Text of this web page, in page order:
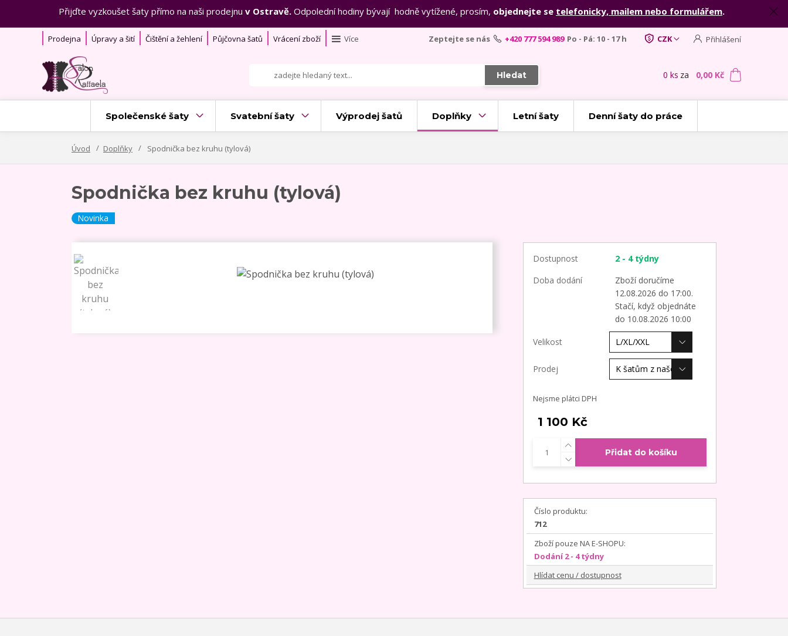
Přijďte vyzkoušet šaty přímo na naši prodejnu v Ostravě. Odpolední hodiny bývají hodně vytížené, prosím, objednejte se telefonicky, mailem nebo formulářem.
Prodejna Úpravy a šití Čištění a žehlení Půjčovna šatů Vrácení zboží Více CZK Přihlášení
Hledat
Zeptejte se nás +420 777 594 989 Po - Pá: 10 - 17 h
0 ks za 0,00 Kč
Společenské šaty Svatební šaty Výprodej šatů Doplňky Letní šaty Denní šaty do práce
Úvod Doplňky Spodnička bez kruhu (tylová)
Spodnička bez kruhu (tylová)
Novinka
Dostupnost
2 - 4 týdny
Doba dodání
Zboží doručíme
12.08.2026 do 17:00.
Stačí, když objednáte
do 10.08.2026 10:00
Velikost
Prodej
Nejsme plátci DPH
1 100 Kč
Přidat do košíku
Číslo produktu:
712
Zboží pouze NA E-SHOPU:
Dodání 2 - 4 týdny
Hlídat cenu / dostupnost